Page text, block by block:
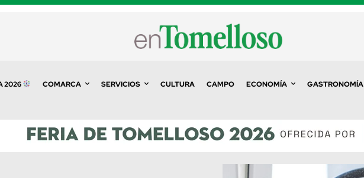
2026 COMARCA SERVICIOS CULTURA CAMPO ECONOMÍA GASTRONOMÍA